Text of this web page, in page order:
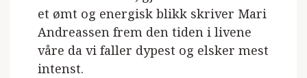
et ømt og energisk blikk skriver Mari
Andreassen frem den tiden i livene
våre da vi faller dypest og elsker mest
intenst.